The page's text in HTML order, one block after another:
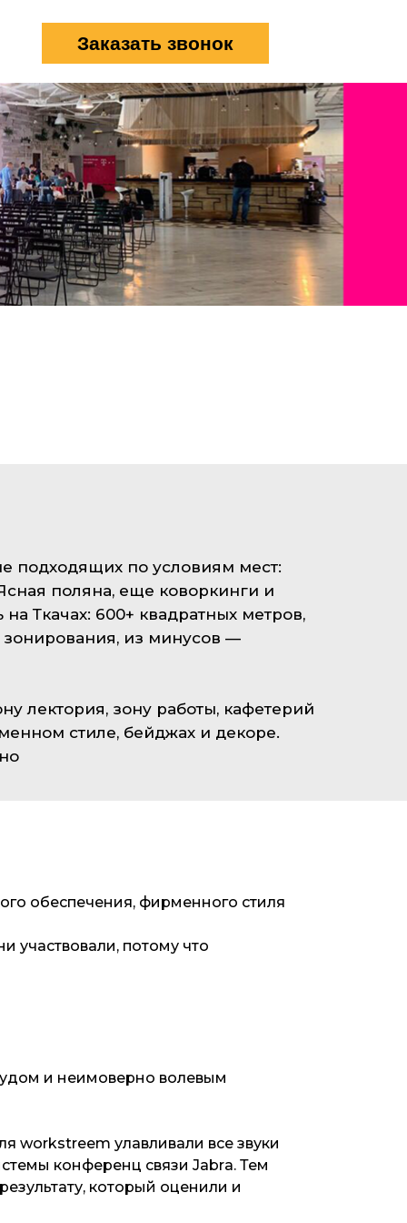
Заказать звонок
подходящих по условиям мест:
поляна, еще коворкинги и
Ткачах: 600+ квадратных метров,
из минусов —
лектория, зону работы, кафетерий
стиле, бейджах и декоре.
обеспечения, фирменного стиля
участвовали, потому что
и неимоверно волевым
workstreem улавливали все звуки
конференц связи Jabrа. Тем
который оценили и